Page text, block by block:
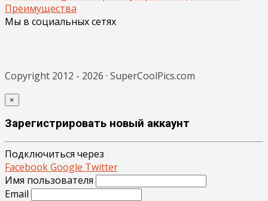
Преимущества
Мы в социальных сетях
Copyright 2012 - 2026 · SuperCoolPics.com
×
Зарегистрировать новый аккаунт
Подключиться через
FacebookGoogle Twitter
Имя пользователя
Email